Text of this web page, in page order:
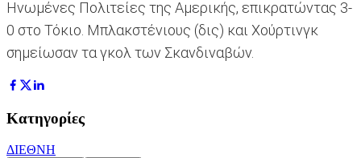
Ηνωμένες Πολιτείες της Αμερικής, επικρατώντας 3-
0 στο Τόκιο. Μπλακστένιους (δις) και Χούρτινγκ
σημείωσαν τα γκολ των Σκανδιναβών.
Κατηγορίες
ΔΙΕΘΝΗ